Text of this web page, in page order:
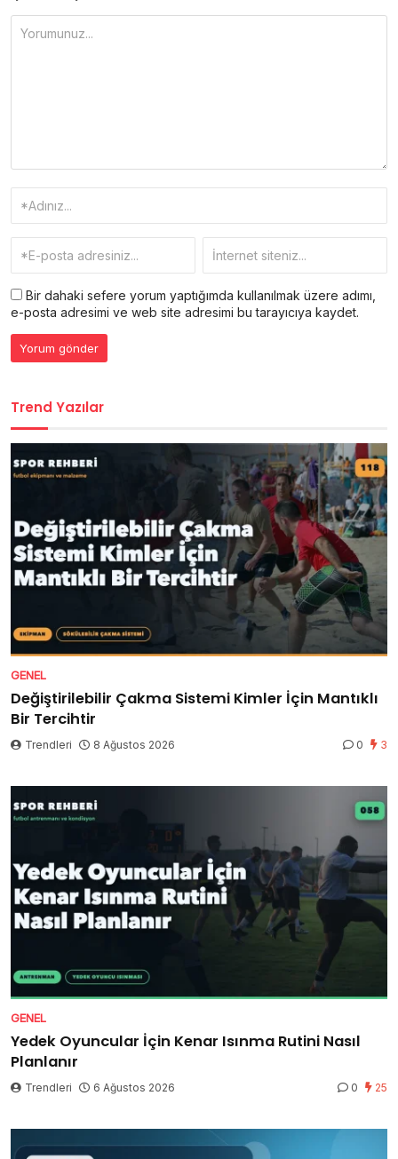
Bir dahaki sefere yorum yaptığımda kullanılmak üzere adımı,
e-posta adresimi ve web site adresimi bu tarayıcıya kaydet.
Trend Yazılar
GENEL
Değiştirilebilir Çakma Sistemi Kimler İçin Mantıklı
Bir Tercihtir
Trendleri 8 Ağustos 2026 0 3
GENEL
Yedek Oyuncular İçin Kenar Isınma Rutini Nasıl
Planlanır
Trendleri 6 Ağustos 2026 0 25